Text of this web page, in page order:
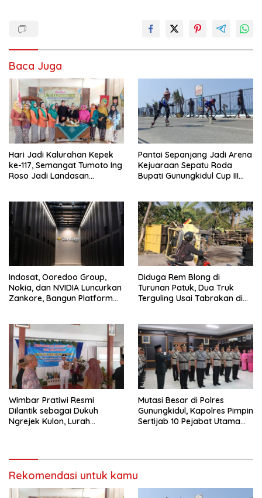
Baca Juga
Hari Jadi Kalurahan Kepek
ke-117, Semangat Tumoto Ing
Roso Jadi Landasan
Pantai Sepanjang Jadi Arena
Kejuaraan Sepatu Roda
Bupati Gunungkidul Cup III
Tourism
Indosat, Ooredoo Group,
Nokia, dan NVIDIA Luncurkan
Zankore, Bangun Platform
Diduga Rem Blong di
Turunan Patuk, Dua Truk
Terguling Usai Tabrakan di
Wimbar Pratiwi Resmi
Dilantik sebagai Dukuh
Ngrejek Kulon, Lurah
Mutasi Besar di Polres
Gunungkidul, Kapolres Pimpin
Sertijab 10 Pejabat Utama
Rekomendasi untuk kamu